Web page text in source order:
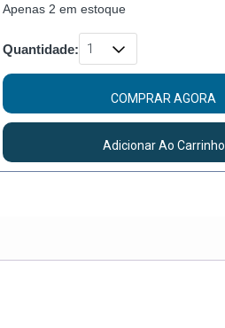
Apenas 2 em estoque
Quantidade:
COMPRAR AGORA
Adicionar Ao Carrinho